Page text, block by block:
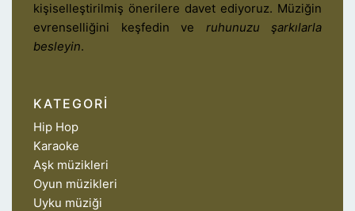
kişiselleştirilmiş önerilere davet ediyoruz. Müziğin
evrenselliğini keşfedin ve ruhunuzu şarkılarla
besleyin.
KATEGORI
Hip Hop
Karaoke
Aşk müzikleri
Oyun müzikleri
Uyku müziği